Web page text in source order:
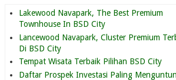
Lakewood Navapark, The Best Premium
Townhouse In BSD City
Lancewood Navapark, Cluster Premium
Di BSD City
Tempat Wisata Terbaik Pilihan BSD City
Daftar Prospek Investasi Paling